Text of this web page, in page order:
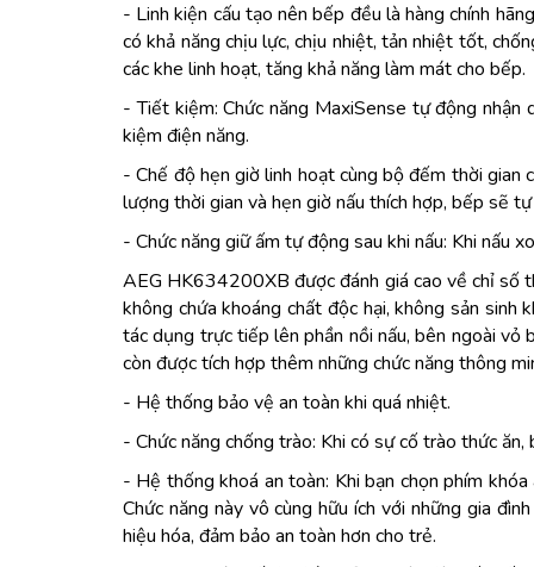
- Linh kiện cấu tạo nên bếp đều là hàng chính
có khả năng chịu lực, chịu nhiệt, tản nhiệt tốt,
các khe linh hoạt, tăng khả năng làm mát cho bếp.
- Tiết kiệm: Chức năng MaxiSense tự động
kiệm điện năng.
- Chế độ hẹn giờ linh hoạt cùng bộ đếm thời gian
lượng thời gian và hẹn giờ nấu thích hợp, bếp sẽ
- Chức năng giữ ấm tự động sau khi nấu: Khi nấu
AEG HK634200XB được đánh giá cao về chỉ số
không chứa khoáng chất độc hại, không sản
tác dụng trực tiếp lên phần nồi nấu, bên ngoài
còn được tích hợp thêm những chức năng thông
- Hệ thống bảo vệ an toàn khi quá nhiệt.
- Chức năng chống trào: Khi có sự cố trào thức
- Hệ thống khoá an toàn: Khi bạn chọn phím
Chức năng này vô cùng hữu ích với những gia
hiệu hóa, đảm bảo an toàn hơn cho trẻ.